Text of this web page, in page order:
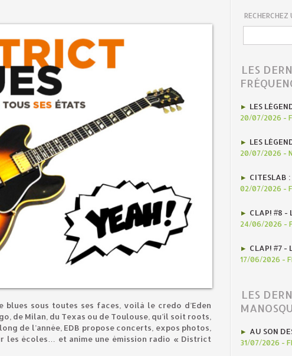
blues sous toutes ses faces, voilà le credo d’Eden
de Milan, du Texas ou de Toulouse, qu’il soit roots,
de l’année, EDB propose concerts, expos photos,
les écoles… et anime une émission radio « District
RECHERCHEZ
LES
LES
20/07/2026 -
LES
20/07/2026 -
CITESLAB
02/07/2026 -
CLAP! #8 -
24/06/2026 -
CLAP! #7 -
17/06/2026 -
LES
AU SON
31/07/2026 -